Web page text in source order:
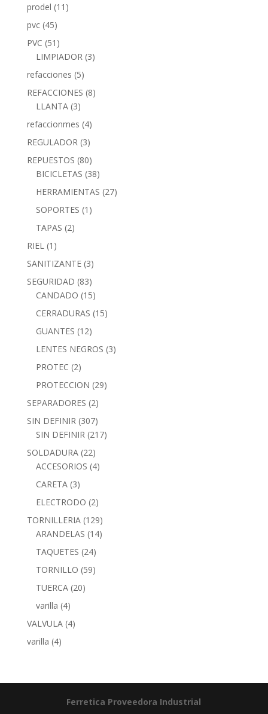
prodel (11)
pvc (45)
PVC (51)
LIMPIADOR (3)
refacciones (5)
REFACCIONES (8)
LLANTA (3)
refaccionmes (4)
REGULADOR (3)
REPUESTOS (80)
BICICLETAS (38)
HERRAMIENTAS (27)
SOPORTES (1)
TAPAS (2)
RIEL (1)
SANITIZANTE (3)
SEGURIDAD (83)
CANDADO (15)
CERRADURAS (15)
GUANTES (12)
LENTES NEGROS (3)
PROTEC (2)
PROTECCION (29)
SEPARADORES (2)
SIN DEFINIR (307)
SIN DEFINIR (217)
SOLDADURA (22)
ACCESORIOS (4)
CARETA (3)
ELECTRODO (2)
TORNILLERIA (129)
ARANDELAS (14)
TAQUETES (24)
TORNILLO (59)
TUERCA (20)
varilla (4)
VALVULA (4)
varilla (4)
Ferretica Proveedora Industrial